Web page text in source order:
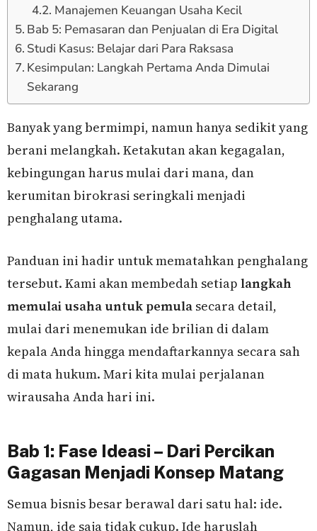
Manajemen Keuangan Usaha Kecil
Bab 5: Pemasaran dan Penjualan di Era Digital
Studi Kasus: Belajar dari Para Raksasa
Kesimpulan: Langkah Pertama Anda Dimulai
Sekarang
Banyak yang bermimpi, namun hanya sedikit yang
berani melangkah. Ketakutan akan kegagalan,
kebingungan harus mulai dari mana, dan
kerumitan birokrasi seringkali menjadi
penghalang utama.
Panduan ini hadir untuk mematahkan penghalang
tersebut. Kami akan membedah setiap langkah
memulai usaha untuk pemula secara detail,
mulai dari menemukan ide brilian di dalam
kepala Anda hingga mendaftarkannya secara sah
di mata hukum. Mari kita mulai perjalanan
wirausaha Anda hari ini.
Bab 1: Fase Ideasi – Dari Percikan
Gagasan Menjadi Konsep Matang
Semua bisnis besar berawal dari satu hal: ide.
Namun, ide saja tidak cukup. Ide haruslah